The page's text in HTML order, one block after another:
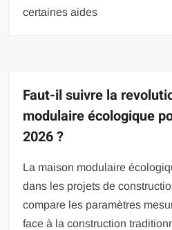
certaines aides
Faut-il suivre la
modulaire écologique
2026 ?
La maison modulaire
dans les projets de
compare les paramètres
face à la construction